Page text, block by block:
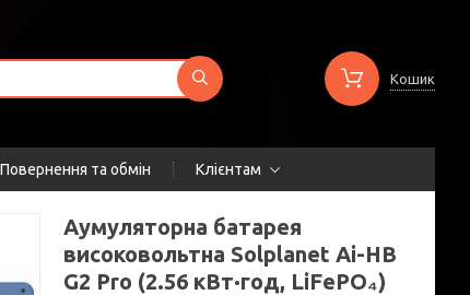
Кошик
Повернення та обмін Клієнтам
Аумуляторна батарея
високовольтна Solplanet Ai-HB
G2 Pro (2.56 кВт·год, LiFePO₄)